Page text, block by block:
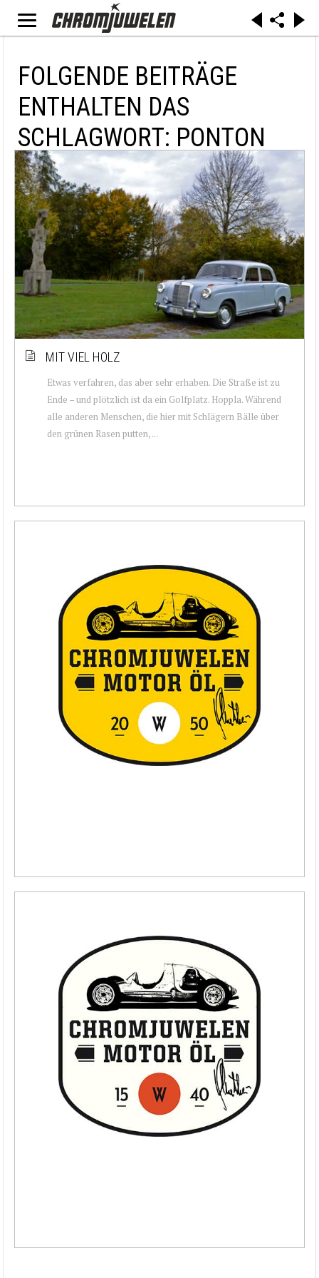
FOLGENDE BEITRÄGE
ENTHALTEN DAS
SCHLAGWORT: PONTON
MIT VIEL HOLZ
Etwas verfahren, das aber sehr erhaben. Die Straße ist zu
Ende – und plötzlich ist da ein Golfplatz. Hoppla. Während
alle anderen Menschen, die hier mit Schlägern Bälle über
den grünen Rasen putten, ...